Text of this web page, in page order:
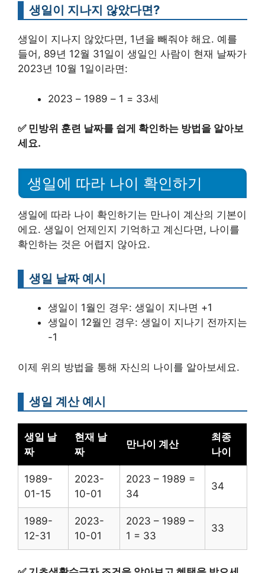
생일이 지나지 않았다면?
생일이 지나지 않았다면, 1년을 빼줘야 해요. 예를
들어, 89년 12월 31일이 생일인 사람이 현재 날짜가
2023년 10월 1일이라면:
2023 – 1989 – 1 = 33세
✅ 민방위 훈련 날짜를 쉽게 확인하는 방법을 알아보
세요.
생일에 따라 나이 확인하기
생일에 따라 나이 확인하기는 만나이 계산의 기본이
에요. 생일이 언제인지 기억하고 계신다면, 나이를
확인하는 것은 어렵지 않아요.
생일 날짜 예시
생일이 1월인 경우: 생일이 지나면 +1
생일이 12월인 경우: 생일이 지나기 전까지는
-1
이제 위의 방법을 통해 자신의 나이를 알아보세요.
생일 계산 예시
생일 날
짜
현재 날
짜
만나이 계산
최종
나이
1989-
01-15
2023-
10-01
2023 – 1989 =
34
34
1989-
12-31
2023-
10-01
2023 – 1989 –
1 = 33
33